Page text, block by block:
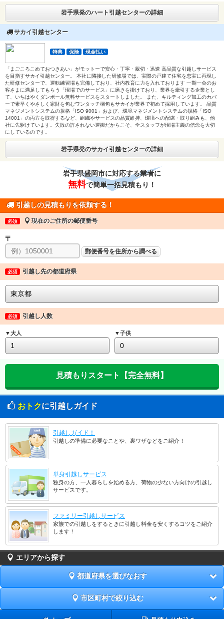
岩手県発のハート引越センターの詳細
サカイ引越センター
特典 保険 現金払い
「まごころこめておつきあい」がモットーで安心・丁寧・親切・迅速 高品質な引越しサービス
を目指すサカイ引越センター。 本社に隣接した研修場では、実際の戸建て住宅を忠実に再現し
た研修センターで、運転練習場も完備しており、社内教育に力を入れております 一期一会のお
客さまに満足してもらう「現場でのサービス」に磨きを掛けており、業界を牽引する企業とし
て、いちはやくダンボール無料サービスをスタートしました。 また、キルティング加工のカバ
ーで素早くやさしく家財を包むワンタッチ梱包もサカイが業界で初めて採用しています。 品質
マネジメントシステムの規格「ISO 9001」および、環境マネジメントシステムの規格「ISO
14001」の両方を取得するなど、組織やサービスの品質維持、環境への配慮・取り組みも、他
社に先駆けています。失敗の許されない運搬だからこそ、全スタッフが現場主義の信念を大切
にしているのです。
岩手県発のサカイ引越センターの詳細
岩手県盛岡市に対応する業者に
無料で簡単一括見積もり！
引越しの見積もりを依頼する！
必須 現在のご住所の郵便番号
〒
郵便番号を住所から調べる
必須 引越し先の都道府県
必須 引越し人数
▼大人 ▼子供
おトクに引越しガイド
引越しガイド！
引越しの準備に必要なことや、裏ワザなどをご紹介！
単身引越しサービス
独身の方、一人暮らしを始める方、荷物の少ない方向けの引越し
サービスです。
ファミリー引越しサービス
家族での引越しをするときに引越し料金を安くするコツをご紹介
します！
エリアから探す
都道府県を選びなおす
市区町村で絞り込む